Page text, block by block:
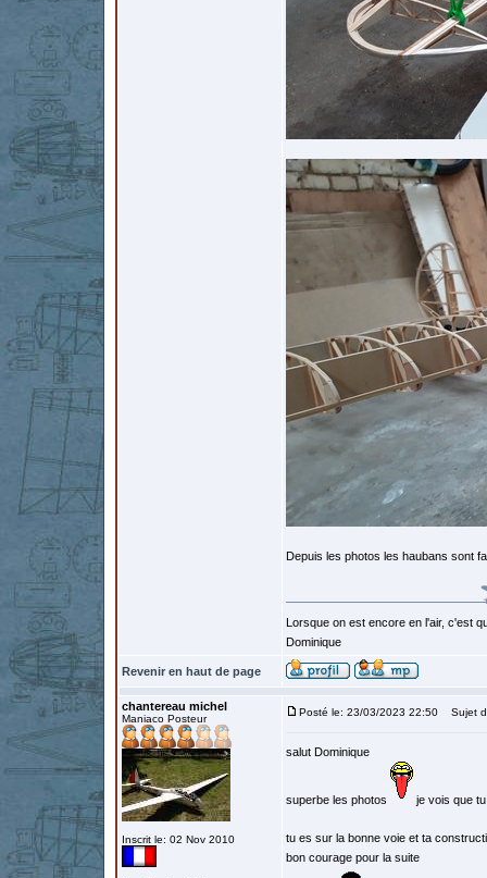
Depuis les photos les haubans sont
Lorsque on est encore en l'air, c'est
Dominique
Revenir en haut de page
chantereau michel
Maniaco Posteur
Inscrit le: 02 Nov 2010
Posté le: 23/03/2023 22:50 Sujet
salut Dominique
superbe les photos je vois que
tu es sur la bonne voie et ta
bon courage pour la suite